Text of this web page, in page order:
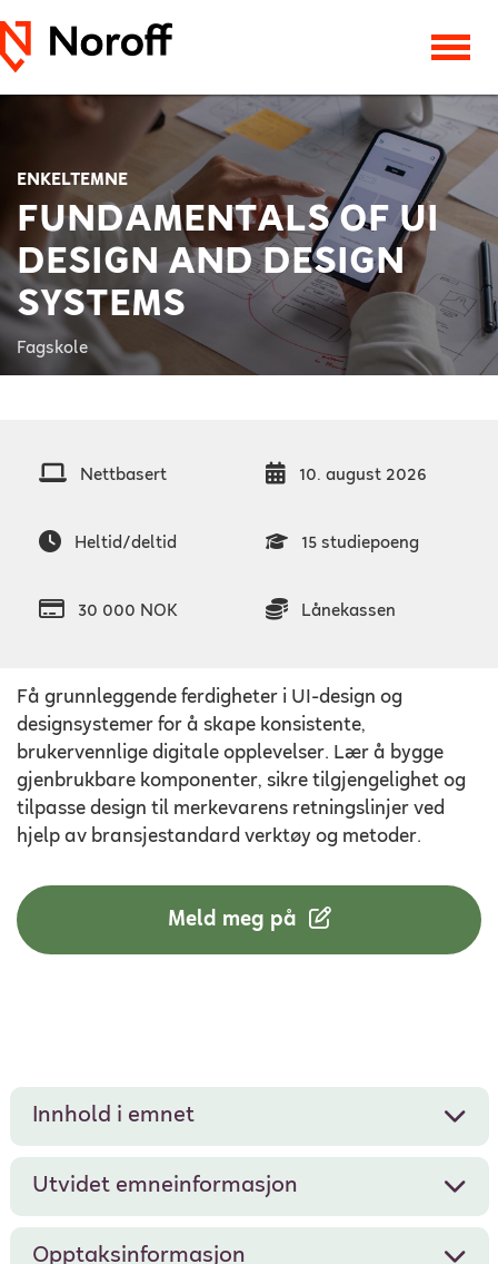
ENKELTEMNE
FUNDAMENTALS OF UI
DESIGN AND DESIGN
SYSTEMS
Fagskole
Nettbasert 10. august 2026
Heltid/deltid 15 studiepoeng
30 000 NOK Lånekassen
Få grunnleggende ferdigheter i UI-design og
designsystemer for å skape konsistente,
brukervennlige digitale opplevelser. Lær å bygge
gjenbrukbare komponenter, sikre tilgjengelighet og
tilpasse design til merkevarens retningslinjer ved
hjelp av bransjestandard verktøy og metoder.
Meld meg på
Innhold i emnet
Utvidet emneinformasjon
Opptaksinformasjon